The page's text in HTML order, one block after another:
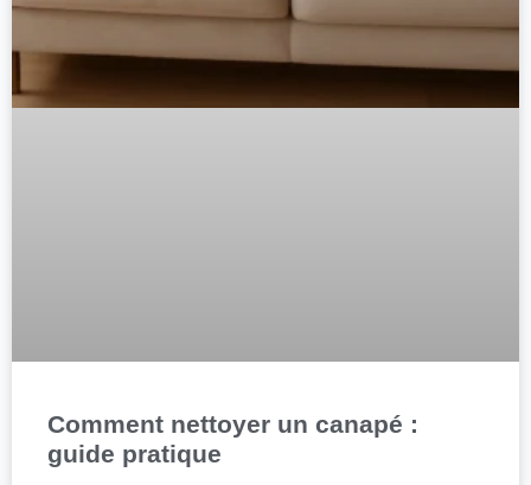
Comment nettoyer un canapé :
guide pratique